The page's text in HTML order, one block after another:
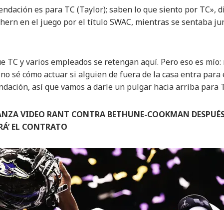
es para TC (Taylor); saben lo que siento por TC»,
en el juego por el título SWAC, mientras se sentaba
TC y varios empleados se retengan aquí. Pero eso es
sé cómo actuar si alguien de fuera de la casa entra para
así que vamos a darle un pulgar hacia arriba para
VIDEO RANT CONTRA BETHUNE-COOKMAN
EL CONTRATO